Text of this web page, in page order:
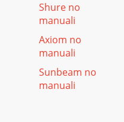
Shure no
manuali
Axiom no
manuali
Sunbeam no
manuali